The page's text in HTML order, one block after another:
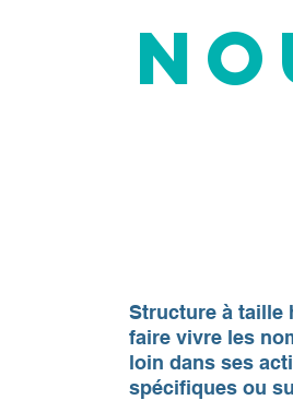
Structure à taille
faire vivre les
loin dans ses
spécifiques ou